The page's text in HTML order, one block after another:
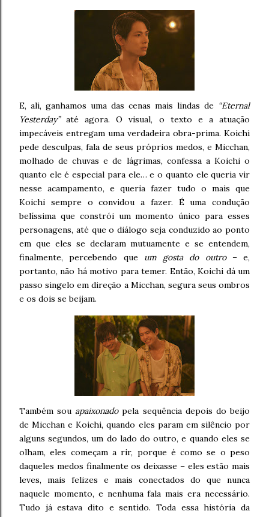
E, ali, ganhamos uma das cenas mais lindas de “Eternal
Yesterday”até agora. O visual, o texto e a atuação
impecáveis entregam uma verdadeira obra-prima. Koichi
pede desculpas, fala de seus próprios medos, e Micchan,
molhado de chuvas e de lágrimas, confessa a Koichi o
quanto ele é especial para ele… e o quanto ele queria vir
nesse acampamento, e queria fazer tudo o mais que
Koichi sempre o convidou a fazer. É uma condução
belíssima que constrói um momento único para esses
personagens, até que o diálogo seja conduzido ao ponto
em que eles se declaram mutuamente e se entendem,
finalmente, percebendo que um gosta do outro– e,
portanto, não há motivo para temer. Então, Koichi dá um
passo singelo em direção a Micchan, segura seus ombros
e os dois se beijam.
Também souapaixonadopela sequência depois do beijo
de Micchan e Koichi, quando eles param em silêncio por
alguns segundos, um do lado do outro, e quando eles se
olham, eles começam a rir, porque é como se o peso
daqueles medos finalmente os deixasse – eles estão mais
leves, mais felizes e mais conectados do que nunca
naquele momento, e nenhuma fala mais era necessário.
Tudo já estava dito e sentido. Toda essa história da